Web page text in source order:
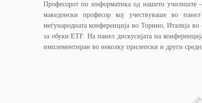
Професорот по информатика од нашето училиште
македонски професор кој учествуваше во
меѓународната конференција во Торино, Италија
за обуки ETF. На панел дискусијата на
имплементиран во неколку прилепски и други